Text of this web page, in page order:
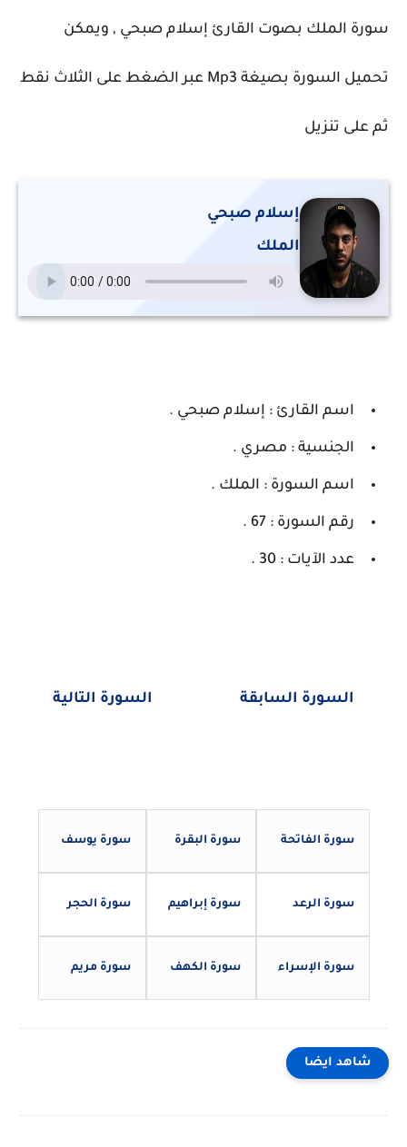
سورة الملك بصوت القارئ إسلام صبحي , ويمكن
تحميل السورة بصيغة Mp3 عبر الضغط على الثلاث نقط
ثم على تنزيل
إسلام صبحي
الملك
اسم القارئ : إسلام صبحي .
الجنسية : مصري .
اسم السورة : الملك .
رقم السورة : 67 .
عدد الآيات : 30 .
السورة السابقة السورة التالية
سورة الفاتحة سورة البقرة سورة يوسف
سورة الرعد سورة إبراهيم سورة الحجر
سورة الإسراء سورة الكهف سورة مريم
شاهد ايضا